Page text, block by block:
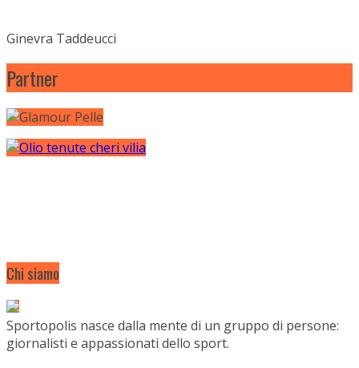
Ginevra Taddeucci
Partner
Chi siamo
Sportopolis nasce dalla mente di un gruppo di persone:
giornalisti e appassionati dello sport.